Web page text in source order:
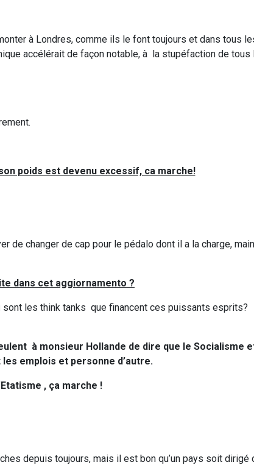
à Londres, comme ils le font toujours et dans tous
accélérait de façon notable, à la stupéfaction de
poids est devenu excessif, ca marche!
de changer de cap pour le pédalo dont il a la charge,
dans cet aggiornamento ?
les think tanks que financent ces puissants esprits?
à monsieur Hollande de dire que le Socialisme
emplois et personne d’autre.
, ça marche !
depuis toujours, mais il est bon qu’un pays soit dirigé